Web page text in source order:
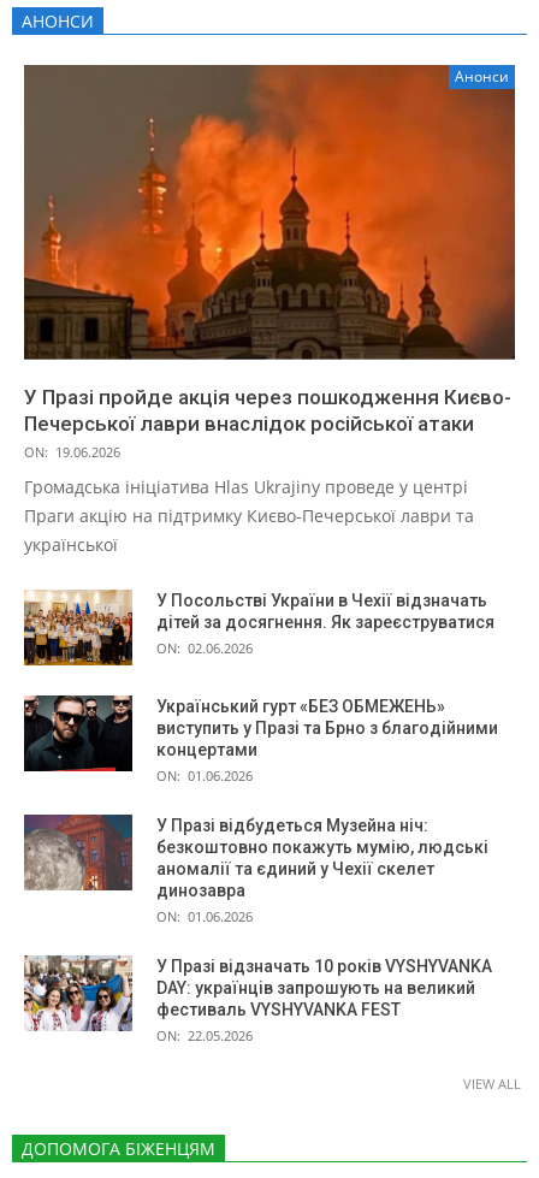
АНОНСИ
Анонси
У Празі пройде акція через пошкодження Києво-
Печерської лаври внаслідок російської атаки
ON: 19.06.2026
Громадська ініціатива Hlas Ukrajiny проведе у центрі
Праги акцію на підтримку Києво-Печерської лаври та
української
У Посольстві України в Чехії відзначать
дітей за досягнення. Як зареєструватися
ON: 02.06.2026
Український гурт «БЕЗ ОБМЕЖЕНЬ»
виступить у Празі та Брно з благодійними
концертами
ON: 01.06.2026
У Празі відбудеться Музейна ніч:
безкоштовно покажуть мумію, людські
аномалії та єдиний у Чехії скелет
динозавра
ON: 01.06.2026
У Празі відзначать 10 років VYSHYVANKA
DAY: українців запрошують на великий
фестиваль VYSHYVANKA FEST
ON: 22.05.2026
VIEW ALL
ДОПОМОГА БІЖЕНЦЯМ